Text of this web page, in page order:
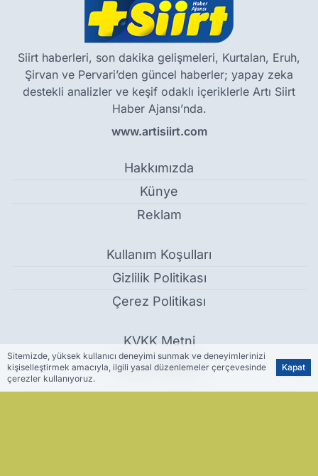
Siirt haberleri, son dakika gelişmeleri, Kurtalan, Eruh,
Şirvan ve Pervari’den güncel haberler; yapay zeka
destekli analizler ve keşif odaklı içeriklerle Artı Siirt
Haber Ajansı’nda.
www.artisiirt.com
Hakkımızda
Künye
Reklam
Kullanım Koşulları
Gizlilik Politikası
Çerez Politikası
KVKK Metni
İletişim Bilgileri
Sitemizde, yüksek kullanıcı deneyimi sunmak ve deneyimlerinizi
kişiselleştirmek amacıyla, ilgili yasal düzenlemeler çerçevesinde
çerezler kullanıyoruz.
Kapat